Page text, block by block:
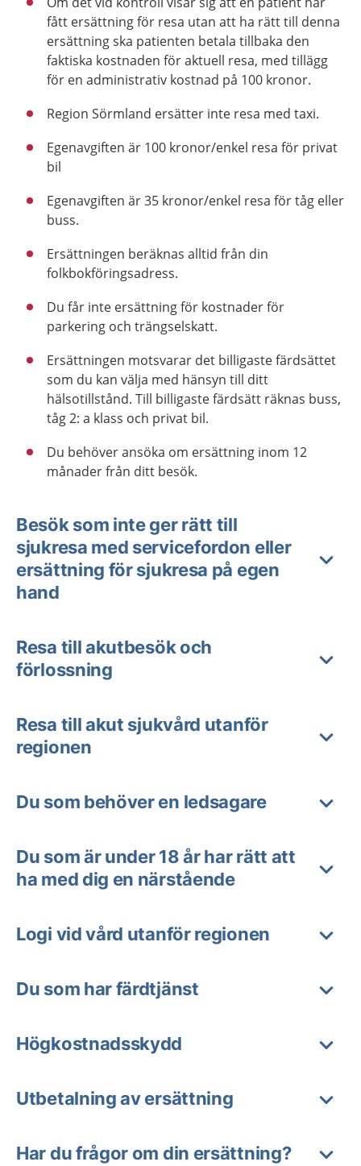
fått ersättning för resa utan att ha rätt till denna
ersättning ska patienten betala tillbaka den
faktiska kostnaden för aktuell resa, med tillägg
för en administrativ kostnad på 100 kronor.
Region Sörmland ersätter inte resa med taxi.
Egenavgiften är 100 kronor/enkel resa för privat
bil
Egenavgiften är 35 kronor/enkel resa för tåg eller
buss.
Ersättningen beräknas alltid från din
folkbokföringsadress.
Du får inte ersättning för kostnader för
parkering och trängselskatt.
Ersättningen motsvarar det billigaste färdsättet
som du kan välja med hänsyn till ditt
hälsotillstånd. Till billigaste färdsätt räknas buss,
tåg 2: a klass och privat bil.
Du behöver ansöka om ersättning inom 12
månader från ditt besök.
Besök som inte ger rätt till
sjukresa med servicefordon eller
ersättning för sjukresa på egen
hand
Resa till akutbesök och
förlossning
Resa till akut sjukvård utanför
regionen
Du som behöver en ledsagare
Du som är under 18 år har rätt att
ha med dig en närstående
Logi vid vård utanför regionen
Du som har färdtjänst
Högkostnadsskydd
Utbetalning av ersättning
Har du frågor om din ersättning?